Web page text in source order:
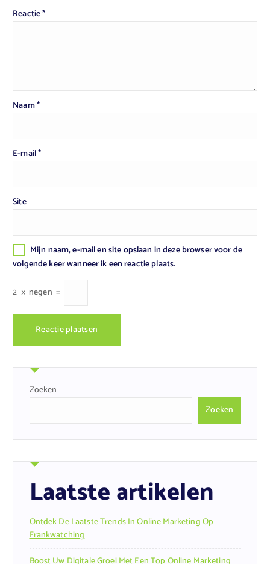
Reactie*
Naam*
E-mail*
Site
Mijn naam, e-mail en site opslaan in deze browser voor de
volgende keer wanneer ik een reactie plaats.
2 × negen =
Zoeken
Zoeken
Laatste artikelen
Ontdek De Laatste Trends In Online Marketing Op
Frankwatching
Boost Uw Digitale Groei Met Een Top Online Marketing